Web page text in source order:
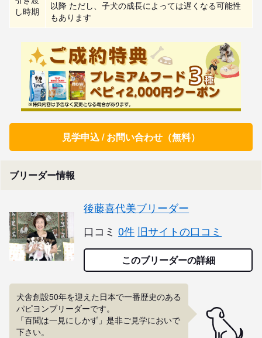
し時期
以降 ただし、子犬の成長によっては遅くなる可能性
もあります
見学申込 / お問い合わせ（無料）
ブリーダー情報
後藤喜代美ブリーダー
口コミ 0件 旧サイトの口コミ
このブリーダーの詳細
犬舎創設50年を迎えた日本で一番歴史のある
パピヨンブリーダーです。
「百聞は一見にしかず」是非ご見学においで
下さい。